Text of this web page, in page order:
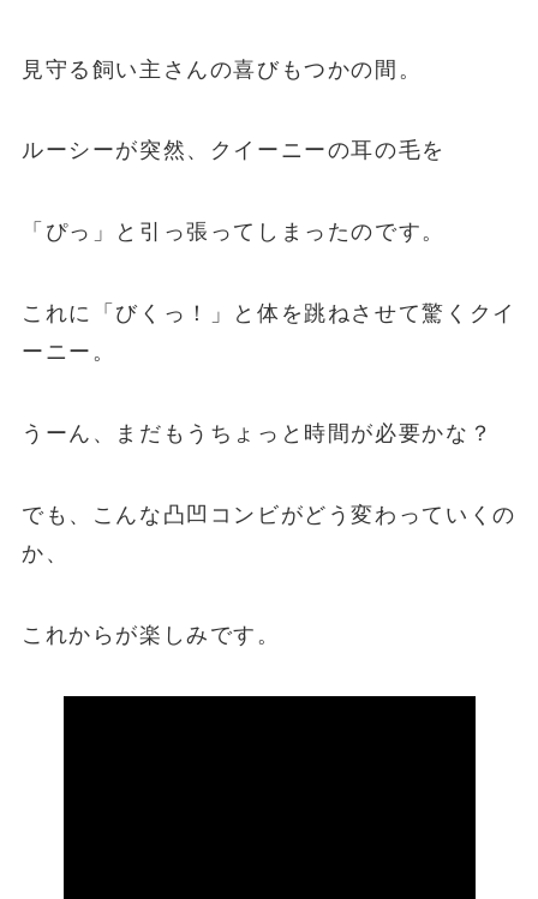
見守る飼い主さんの喜びもつかの間。
ルーシーが突然、クイーニーの耳の毛を
「ぴっ」と引っ張ってしまったのです。
これに「びくっ！」と体を跳ねさせて驚くクイ
ーニー。
うーん、まだもうちょっと時間が必要かな？
でも、こんな凸凹コンビがどう変わっていくの
か、
これからが楽しみです。